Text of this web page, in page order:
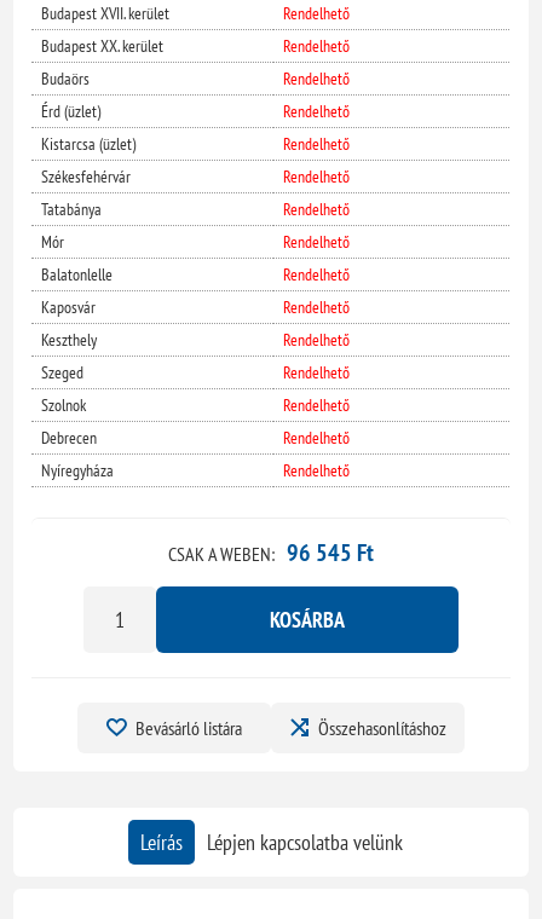
Budapest XVII. kerület
Rendelhető
Budapest XX. kerület
Rendelhető
Budaörs
Rendelhető
Érd (üzlet)
Rendelhető
Kistarcsa (üzlet)
Rendelhető
Székesfehérvár
Rendelhető
Tatabánya
Rendelhető
Mór
Rendelhető
Balatonlelle
Rendelhető
Kaposvár
Rendelhető
Keszthely
Rendelhető
Szeged
Rendelhető
Szolnok
Rendelhető
Debrecen
Rendelhető
Nyíregyháza
Rendelhető
CSAK A WEBEN: 96 545 Ft
KOSÁRBA
Bevásárló listára Összehasonlításhoz
Leírás Lépjen kapcsolatba velünk